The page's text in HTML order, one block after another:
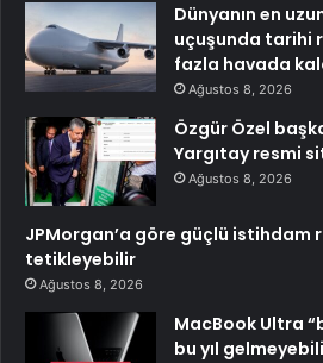
Dünyanın en
uçuşunda tarihi
fazla havada
Ağustos 8, 2026
Özgür Özel
Yargıtay resmi
Ağustos 8, 2026
JPMorgan’a göre güçlü istihdam
tetikleyebilir
Ağustos 8, 2026
MacBook Ultra
bu yıl